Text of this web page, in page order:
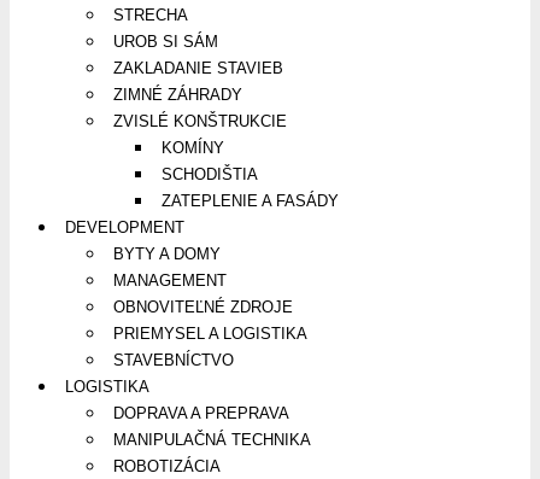
STRECHA
UROB SI SÁM
ZAKLADANIE STAVIEB
ZIMNÉ ZÁHRADY
ZVISLÉ KONŠTRUKCIE
KOMÍNY
SCHODIŠTIA
ZATEPLENIE A FASÁDY
DEVELOPMENT
BYTY A DOMY
MANAGEMENT
OBNOVITEĽNÉ ZDROJE
PRIEMYSEL A LOGISTIKA
STAVEBNÍCTVO
LOGISTIKA
DOPRAVA A PREPRAVA
MANIPULAČNÁ TECHNIKA
ROBOTIZÁCIA